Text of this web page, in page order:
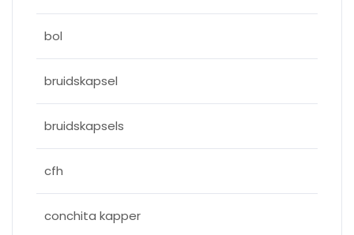
bol
bruidskapsel
bruidskapsels
cfh
conchita kapper